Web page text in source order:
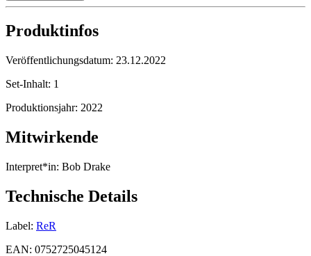
Produktinfos
Veröffentlichungsdatum: 23.12.2022
Set-Inhalt: 1
Produktionsjahr: 2022
Mitwirkende
Interpret*in: Bob Drake
Technische Details
Label: ReR
EAN: 0752725045124